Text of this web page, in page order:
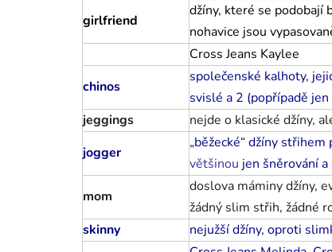
girlfriend
džíny, které se podobají
nohavice jsou
Cross Jeans Kaylee
chinos
společenské kalhoty,
svislé a 2 (popřípadě jen
jeggings
nejde o klasické džíny,
jogger
„běžecké“ džíny
většinou jen šněrování
mom
doslova máminy džíny,
žádný slim střih, žádné
skinny
nejužší džíny, oproti